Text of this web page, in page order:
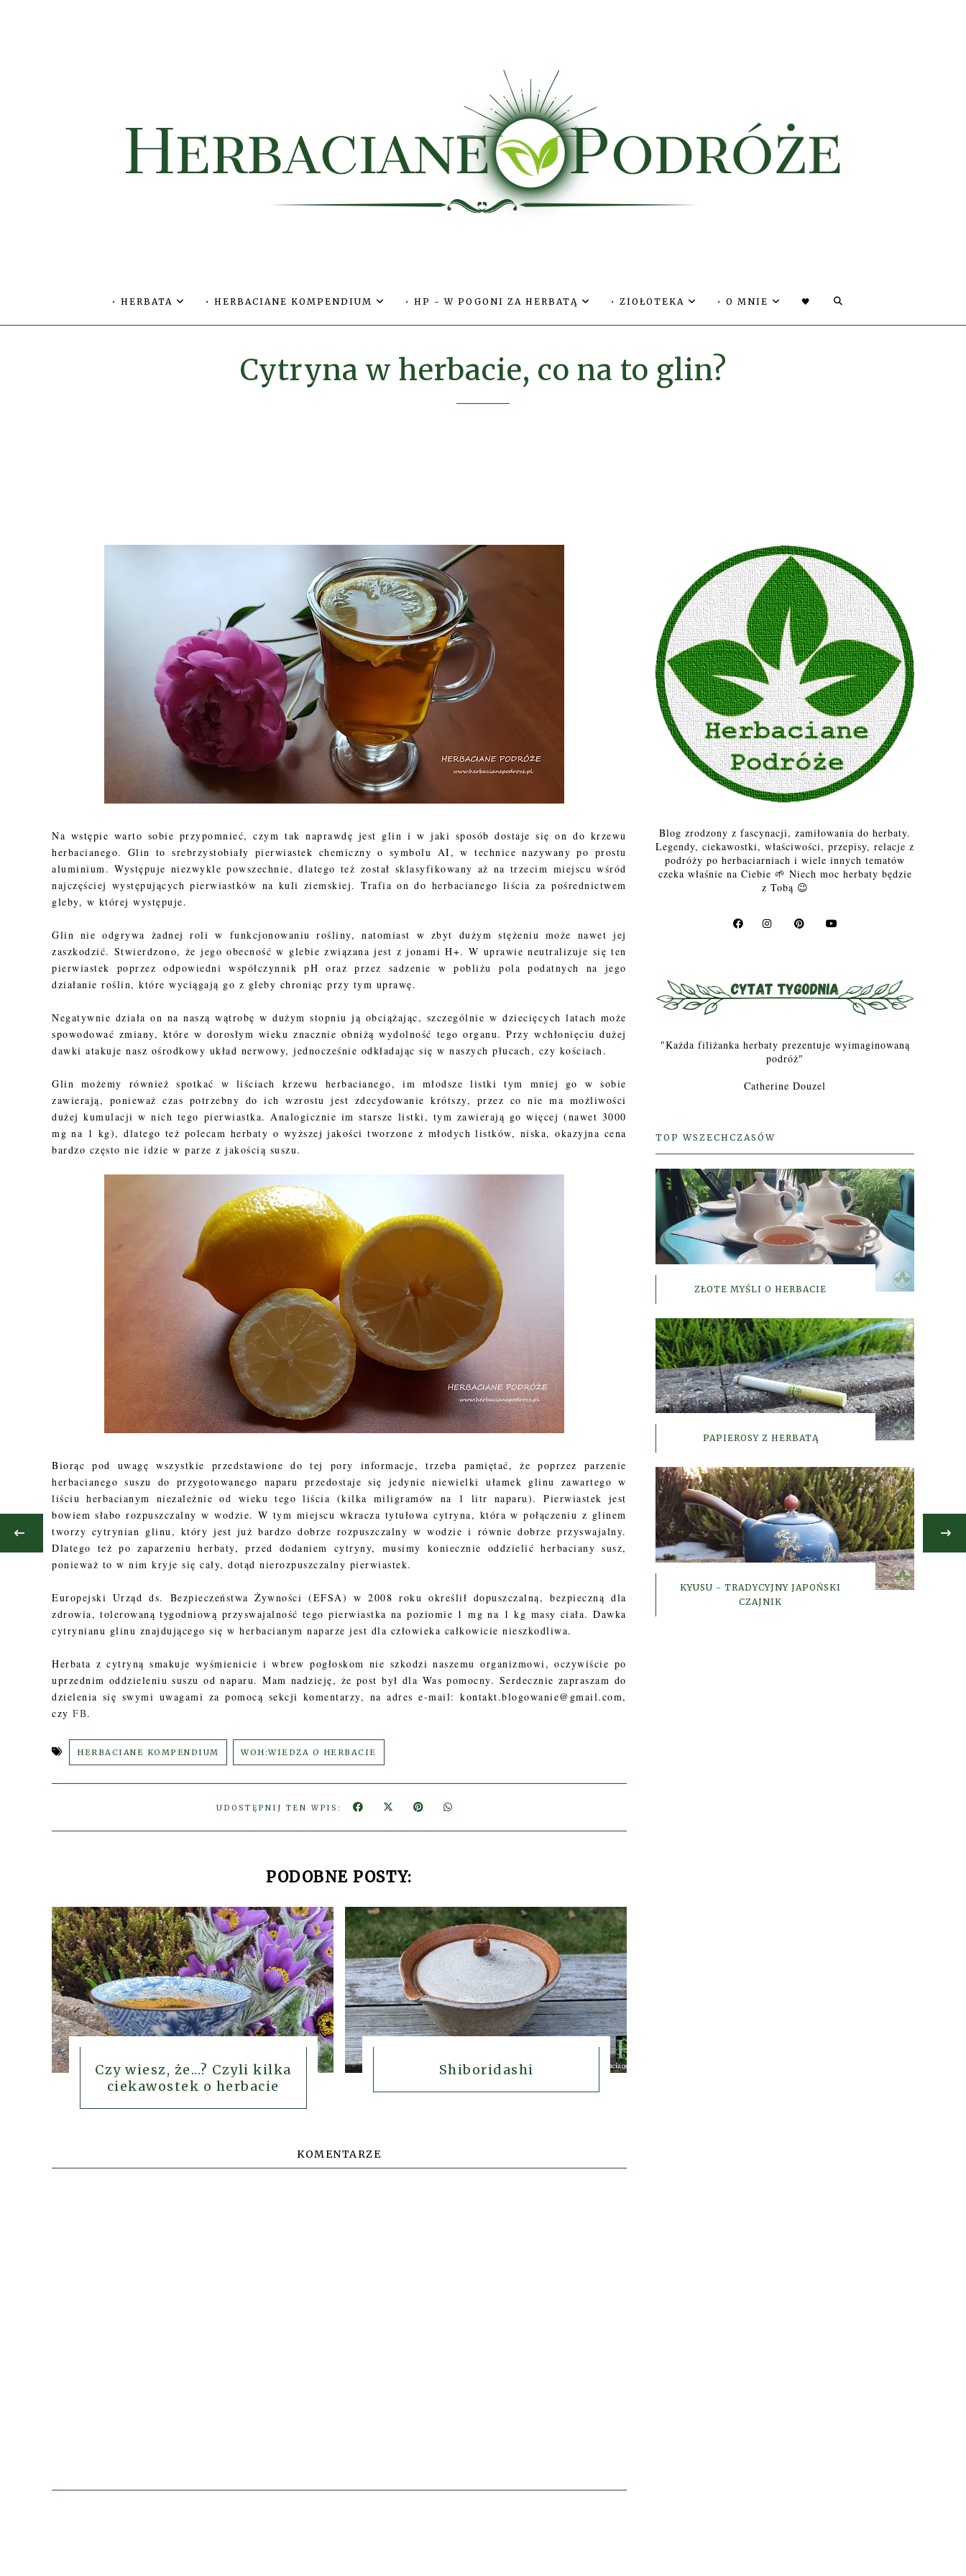
• HERBATA • HERBACIANE KOMPENDIUM • HP - W POGONI ZA HERBATĄ • ZIOŁOTEKA • O MNIE 🖤
Cytryna w herbacie, co na to glin?
Na wstępie warto sobie przypomnieć, czym tak naprawdę jest glin i w jaki sposób dostaje się on do krzewu
herbacianego. Glin to srebrzystobiały pierwiastek chemiczny o symbolu AI, w technice nazywany po prostu
aluminium. Występuje niezwykle powszechnie, dlatego też został sklasyfikowany aż na trzecim miejscu wśród
najczęściej występujących pierwiastków na kuli ziemskiej. Trafia on do herbacianego liścia za pośrednictwem
gleby, w której występuje.
Glin nie odgrywa żadnej roli w funkcjonowaniu rośliny, natomiast w zbyt dużym stężeniu może nawet jej
zaszkodzić. Stwierdzono, że jego obecność w glebie związana jest z jonami H+. W uprawie neutralizuje się ten
pierwiastek poprzez odpowiedni współczynnik pH oraz przez sadzenie w pobliżu pola podatnych na jego
działanie roślin, które wyciągają go z gleby chroniąc przy tym uprawę.
Negatywnie działa on na naszą wątrobę w dużym stopniu ją obciążając, szczególnie w dziecięcych latach może
spowodować zmiany, które w dorosłym wieku znacznie obniżą wydolność tego organu. Przy wchłonięciu dużej
dawki atakuje nasz ośrodkowy układ nerwowy, jednocześnie odkładając się w naszych płucach, czy kościach.
Glin możemy również spotkać w liściach krzewu herbacianego, im młodsze listki tym mniej go w sobie
zawierają, ponieważ czas potrzebny do ich wzrostu jest zdecydowanie krótszy, przez co nie ma możliwości
dużej kumulacji w nich tego pierwiastka. Analogicznie im starsze listki, tym zawierają go więcej (nawet 3000
mg na 1 kg), dlatego też polecam herbaty o wyższej jakości tworzone z młodych listków, niska, okazyjna cena
bardzo często nie idzie w parze z jakością suszu.
Biorąc pod uwagę wszystkie przedstawione do tej pory informacje, trzeba pamiętać, że poprzez parzenie
herbacianego suszu do przygotowanego naparu przedostaje się jedynie niewielki ułamek glinu zawartego w
liściu herbacianym niezależnie od wieku tego liścia (kilka miligramów na 1 litr naparu). Pierwiastek jest
bowiem słabo rozpuszczalny w wodzie. W tym miejscu wkracza tytułowa cytryna, która w połączeniu z glinem
tworzy cytrynian glinu, który jest już bardzo dobrze rozpuszczalny w wodzie i równie dobrze przyswajalny.
Dlatego też po zaparzeniu herbaty, przed dodaniem cytryny, musimy koniecznie oddzielić herbaciany susz,
ponieważ to w nim kryje się cały, dotąd nierozpuszczalny pierwiastek.
Europejski Urząd ds. Bezpieczeństwa Żywności (EFSA) w 2008 roku określił dopuszczalną, bezpieczną dla
zdrowia, tolerowaną tygodniową przyswajalność tego pierwiastka na poziomie 1 mg na 1 kg masy ciała. Dawka
cytrynianu glinu znajdującego się w herbacianym naparze jest dla człowieka całkowicie nieszkodliwa.
Herbata z cytryną smakuje wyśmienicie i wbrew pogłoskom nie szkodzi naszemu organizmowi, oczywiście po
uprzednim oddzieleniu suszu od naparu. Mam nadzieję, że post był dla Was pomocny. Serdecznie zapraszam do
dzielenia się swymi uwagami za pomocą sekcji komentarzy, na adres e-mail: kontakt.blogowanie@gmail.com,
czy FB.
HERBACIANE KOMPENDIUM WOH:WIEDZA O HERBACIE
UDOSTĘPNIJ TEN WPIS:
PODOBNE POSTY:
Czy wiesz, że...? Czyli kilka
ciekawostek o herbacie
Shiboridashi
KOMENTARZE
Blog zrodzony z fascynacji, zamiłowania do herbaty.
Legendy, ciekawostki, właściwości, przepisy, relacje z
podróży po herbaciarniach i wiele innych tematów
czeka właśnie na Ciebie 🌱 Niech moc herbaty będzie
z Tobą 😉
"Każda filiżanka herbaty prezentuje wyimaginowaną
podróż"
Catherine Douzel
TOP WSZECHCZASÓW
ZŁOTE MYŚLI O HERBACIE
PAPIEROSY Z HERBATĄ
KYUSU - TRADYCYJNY JAPOŃSKI
CZAJNIK